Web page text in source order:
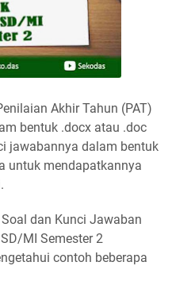
Akhir Tahun (PAT)
bentuk .docx atau .doc
jawabannya dalam bentuk
untuk mendapatkannya
dan Kunci Jawaban
MI Semester 2
contoh beberapa